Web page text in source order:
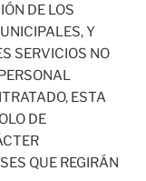
DE LOS
Y
SERVICIOS NO
ESTA
DE
QUE REGIRÁN